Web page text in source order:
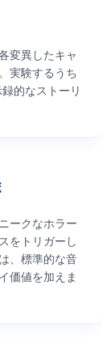
変異したキャ
実験するうち
的なストーリ
ークなホラー
をトリガーし
、標準的な音
価値を加えま